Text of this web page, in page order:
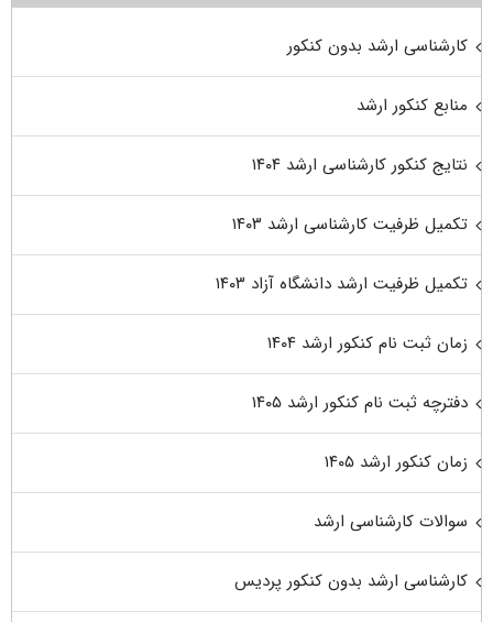
کارشناسی ارشد بدون کنکور
منابع کنکور ارشد
نتایج کنکور کارشناسی ارشد ۱۴۰۴
تکمیل ظرفیت کارشناسی ارشد ۱۴۰۳
تکمیل ظرفیت ارشد دانشگاه آزاد ۱۴۰۳
زمان ثبت نام کنکور ارشد ۱۴۰۴
دفترچه ثبت نام کنکور ارشد ۱۴۰۵
زمان کنکور ارشد ۱۴۰۵
سوالات کارشناسی ارشد
کارشناسی ارشد بدون کنکور پردیس